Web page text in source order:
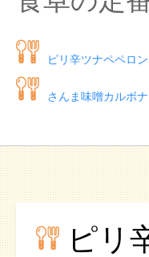
ピリ辛ツナペペロ
さんま味噌カルボ
ピリ